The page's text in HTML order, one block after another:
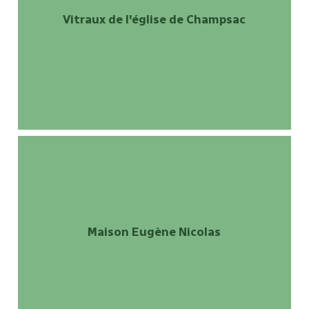
Vitraux de l'église de Champsac
Maison Eugène Nicolas